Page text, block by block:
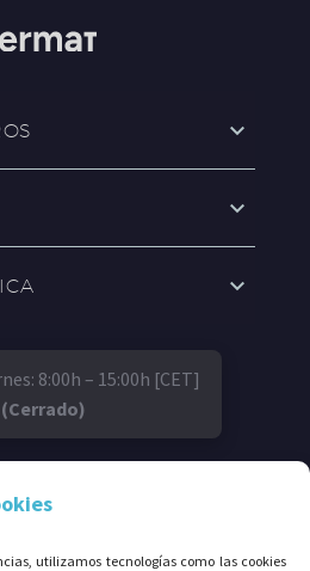
utilizamos tecnologías como las cookies
8:00h – 15:00h [CET]
(Cerrado)